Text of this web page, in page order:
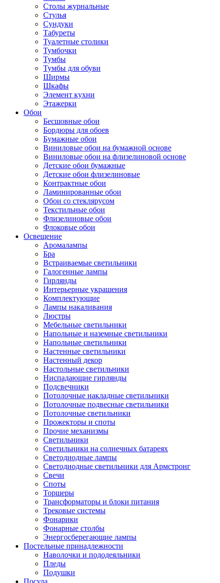
Столы журнальные
Стулья
Сундуки
Табуреты
Туалетные столики
Тумбочки
Тумбы
Тумбы для обуви
Ширмы
Шкафы
Элемент кухни
Этажерки
Обои
Бесшовные обои
Бордюры для обоев
Бумажные обои
Виниловые обои на бумажной основе
Виниловые обои на флизелиновой основе
Детские обои бумажные
Детские обои флизелиновые
Контрактные обои
Ламинированные обои
Обои со стеклярусом
Текстильные обои
Флизелиновые обои
Флоковые обои
Освещение
Аромалампы
Бра
Встраиваемые светильники
Галогенные лампы
Гирлянды
Интерьерные украшения
Комплектующие
Лампы накаливания
Люстры
Мебельные светильники
Напольные и наземные светильники
Напольные светильники
Настенные светильники
Настенный декор
Настольные светильники
Ниспадающие гирлянды
Подсвечники
Потолочные накладные светильники
Потолочные подвесные светильники
Потолочные светильники
Прожекторы и споты
Прочие механизмы
Светильники
Светильники на солнечных батареях
Светодиодные лампы
Светодиодные светильники для Армстронг
Свечи
Споты
Торшеры
Трансформаторы и блоки питания
Трековые системы
Фонарики
Фонарные столбы
Энергосберегающие лампы
Постельные принадлежности
Наволочки и пододеяльники
Пледы
Подушки
Посуда